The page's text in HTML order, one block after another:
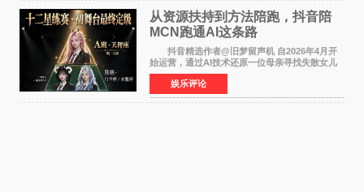
从资源扶持到方法陪跑，抖音陪
MCN跑通AI这条路
抖音精选作者@旧梦留声机 自2026年4月开
始运营，通过AI技术还原一位母亲寻找失散女儿
的故事，凭借强情感表达获得大量用户关注，发
布仅21小时便获得超1亿曝光、超1000万互动。
此后，账号持续沿
娱乐评论